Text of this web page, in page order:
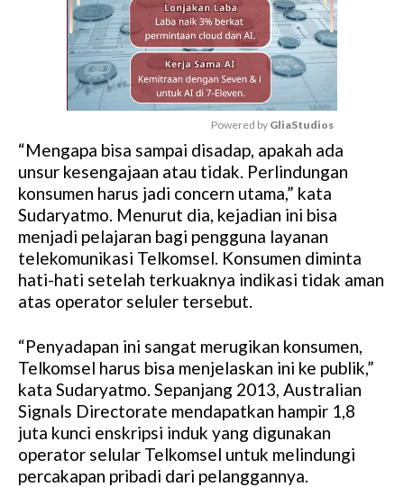
M
u
t
e
Powered by GliaStudios
“Mengapa bisa sampai disadap, apakah ada
unsur kesengajaan atau tidak. Perlindungan
konsumen harus jadi concern utama,” kata
Sudaryatmo. Menurut dia, kejadian ini bisa
menjadi pelajaran bagi pengguna layanan
telekomunikasi Telkomsel. Konsumen diminta
hati-hati setelah terkuaknya indikasi tidak aman
atas operator seluler tersebut.
“Penyadapan ini sangat merugikan konsumen,
Telkomsel harus bisa menjelaskan ini ke publik,”
kata Sudaryatmo. Sepanjang 2013, Australian
Signals Directorate mendapatkan hampir 1,8
juta kunci enskripsi induk yang digunakan
operator selular Telkomsel untuk melindungi
percakapan pribadi dari pelanggannya.